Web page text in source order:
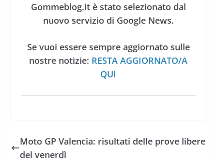
Gommeblog.it è stato selezionato dal
nuovo servizio di Google News.
Se vuoi essere sempre aggiornato sulle
nostre notizie: RESTA AGGIORNATO/A
QUI
Moto GP Valencia: risultati delle prove libere
del venerdì